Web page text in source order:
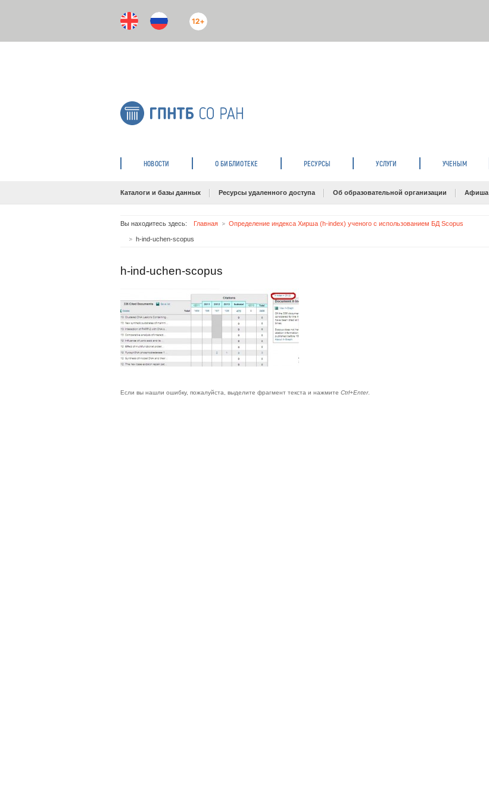
12+
НОВОСТИ О БИБЛИОТЕКЕ РЕСУРСЫ УСЛУГИ УЧЕНЫМ
Каталоги и базы данных Ресурсы удаленного доступа Об образовательной организации Афиша
Вы находитесь здесь: Главная Определение индекса Хирша (h-index) ученого с использованием БД Scopus
h-ind-uchen-scopus
h-ind-uchen-scopus
Если вы нашли ошибку, пожалуйста, выделите фрагмент текста и нажмите Ctrl+Enter.